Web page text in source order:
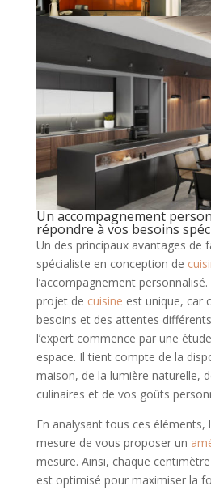
Un accompagnement
répondre à vos besoins
Un des principaux avantages de
spécialiste en conception de
l’accompagnement
projet de cuisine est unique, car
besoins et des attentes
l’expert commence par une
espace. Il tient compte de la
maison, de la lumière naturelle,
culinaires et de vos goûts
En analysant tous ces éléments,
mesure de vous proposer un
mesure. Ainsi, chaque
est optimisé pour maximiser la